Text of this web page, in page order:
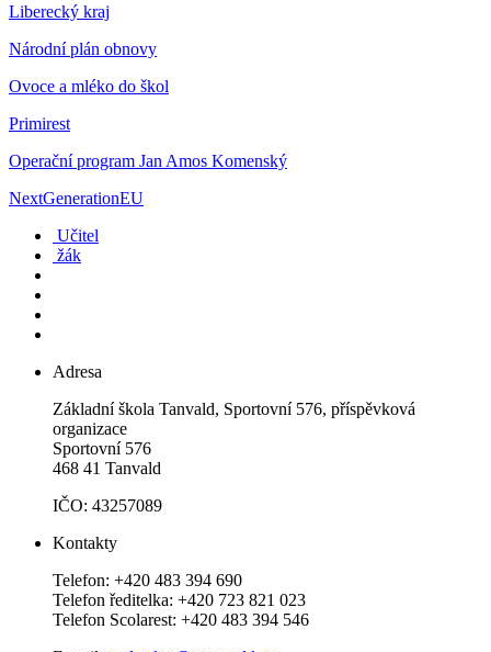
Liberecký kraj
Národní plán obnovy
Ovoce a mléko do škol
Primirest
Operační program Jan Amos Komenský
NextGenerationEU
Učitel
žák
Adresa
Základní škola Tanvald, Sportovní 576, příspěvková
organizace
Sportovní 576
468 41 Tanvald
IČO: 43257089
Kontakty
Telefon: +420 483 394 690
Telefon ředitelka: +420 723 821 023
Telefon Scolarest: +420 483 394 546